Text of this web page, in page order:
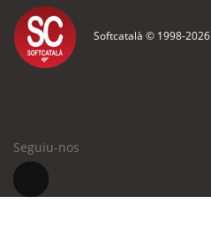
Softcatalà © 1998-2026
Seguiu-nos